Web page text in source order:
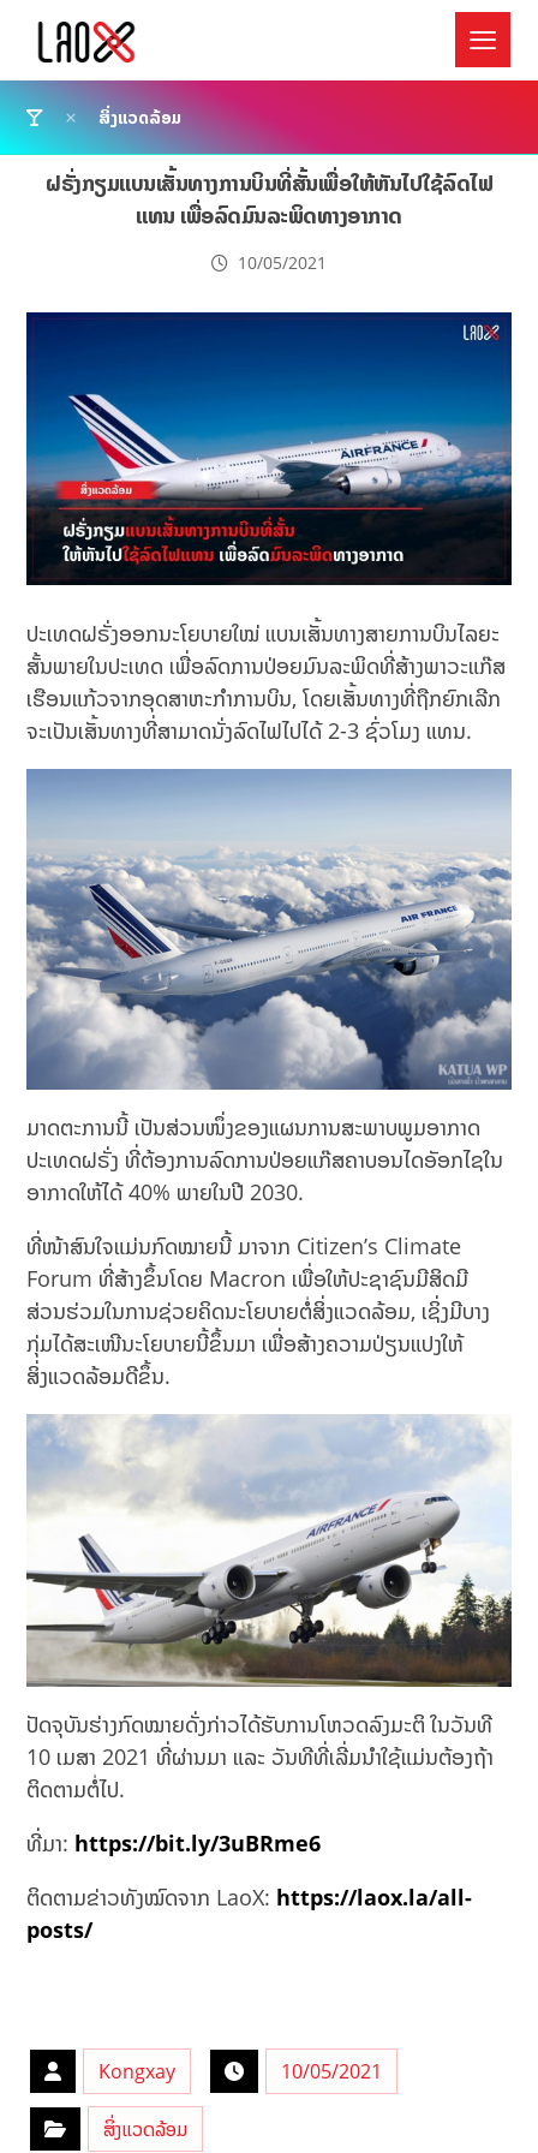
ສິ່ງແວດລ້ອມ
ຝຣັ່ງກຽມແບນເສັ້ນທາງການບິນທີ່ສັ້ນເພື່ອໃຫ້ຫັນໄປໃຊ້ລົດໄຟ
ແທນ ເພື່ອລົດມົນລະພິດທາງອາກາດ
10/05/2021
ປະເທດຝຣັ່ງອອກນະໂຍບາຍໃໝ່ ແບນເສັ້ນທາງສາຍການບິນໄລຍະ
ສັ້ນພາຍໃນປະເທດ ເພື່ອລົດການປ່ອຍມົນລະພິດທີ່ສ້າງພາວະແກ໊ສ
ເຮືອນແກ້ວຈາກອຸດສາຫະກຳການບິນ, ໂດຍເສັ້ນທາງທີ່ຖືກຍົກເລີກ
ຈະເປັນເສັ້ນທາງທີ່ສາມາດນັ່ງລົດໄຟໄປໄດ້ 2-3 ຊົ່ວໂມງ ແທນ.
ມາດຕະການນີ້ ເປັນສ່ວນໜຶ່ງຂອງແຜນການສະພາບພູມອາກາດ
ປະເທດຝຣັ່ງ ທີ່ຕ້ອງການລົດການປ່ອຍແກ໊ສຄາບອນໄດອັອກໄຊໃນ
ອາກາດໃຫ້ໄດ້ 40% ພາຍໃນປີ 2030.
ທີ່ໜ້າສົນໃຈແມ່ນກົດໝາຍນີ້ ມາຈາກ Citizen’s Climate
Forum ທີ່ສ້າງຂຶ້ນໂດຍ Macron ເພື່ອໃຫ້ປະຊາຊົນມີສິດມີ
ສ່ວນຮ່ວມໃນການຊ່ວຍຄິດນະໂຍບາຍຕໍ່ສິ່ງແວດລ້ອມ, ເຊິ່ງມີບາງ
ກຸ່ມໄດ້ສະເໜີນະໂຍບາຍນີ້ຂຶ້ນມາ ເພື່ອສ້າງຄວາມປ່ຽນແປງໃຫ້
ສິ່ງແວດລ້ອມດີຂຶ້ນ.
ປັດຈຸບັນຮ່າງກົດໝາຍດັ່ງກ່າວໄດ້ຮັບການໂຫວດລົງມະຕິ ໃນວັນທີ
10 ເມສາ 2021 ທີ່ຜ່ານມາ ແລະ ວັນທີທີ່ເລີ່ມນຳໃຊ້ແມ່ນຕ້ອງຖ້າ
ຕິດຕາມຕໍ່ໄປ.
ທີ່ມາ: https://bit.ly/3uBRme6
ຕິດຕາມຂ່າວທັງໝົດຈາກ LaoX: https://laox.la/all-
posts/
Kongxay 10/05/2021
ສິ່ງແວດລ້ອມ